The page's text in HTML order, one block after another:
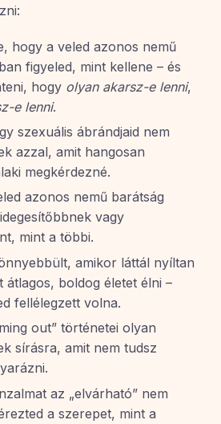
hogy a veled azonos nemű
figyeled, mint kellene – és
hogy olyan akarsz-e lenni,
e lenni.
szexuális ábrándjaid nem
azzal, amit hangosan
megkérdezné.
azonos nemű barátság
vagy
mint a többi.
amikor láttál nyíltan
átlagos, boldog életet élni –
fellélegzett volna.
out” történetei olyan
sírásra, amit nem tudsz
az „elvárható” nem
a szerepet, mint a